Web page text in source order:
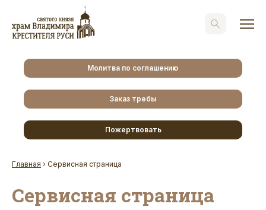
Молитва по соглашению
Заказ требы
Пожертвовать
Главная › Сервисная страница
Сервисная страница